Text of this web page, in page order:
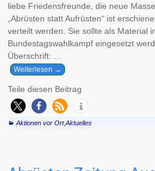
liebe Friedensfreunde, die neue
„Abrüsten statt Aufrüsten“ ist
verteilt werden. Sie sollte als Material
Bundestagswahlkampf eingesetzt
Überschrift:
Weiterlesen →
Teile diesen Beitrag
Aktionen vor Ort,Aktuelles